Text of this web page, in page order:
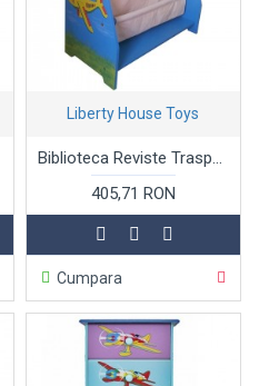
Liberty House Toys
Biblioteca Reviste Trasportation din lemn MDF Liberty House Toys OnlyToys
405,71 RON
Cumpara